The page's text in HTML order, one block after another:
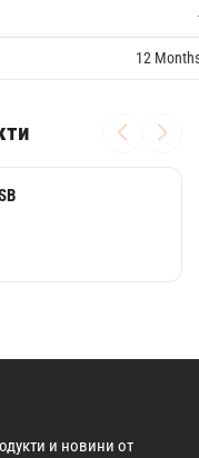
12
и новини от